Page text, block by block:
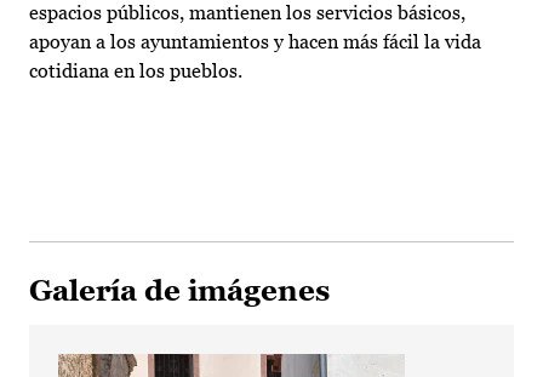
espacios públicos, mantienen los servicios básicos,
apoyan a los ayuntamientos y hacen más fácil la vida
cotidiana en los pueblos.
Galería de imágenes